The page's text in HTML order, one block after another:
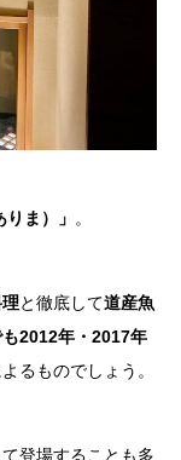
りま）」 。
と徹底して道産魚
2012年・2017年
るものでしょう。
登場することも多